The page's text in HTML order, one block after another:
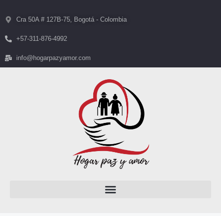
Cra 50A # 127B-75, Bogotá - Colombia
+57-311-876-4992
info@hogarpazyamor.com